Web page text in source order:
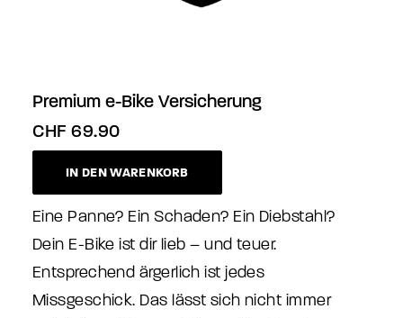
Premium e-Bike Versicherung
CHF 69.90
IN DEN WARENKORB
Eine Panne? Ein Schaden? Ein Diebstahl?
Dein E-Bike ist dir lieb – und teuer.
Entsprechend ärgerlich ist jedes
Missgeschick. Das lässt sich nicht immer